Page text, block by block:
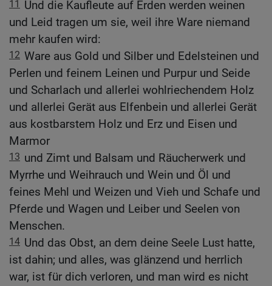
11
Und die Kaufleute auf Erden werden weinen
und Leid tragen um sie, weil ihre Ware niemand
mehr kaufen wird:
12 Ware aus Gold und Silber und Edelsteinen und
Perlen und feinem Leinen und Purpur und Seide
und Scharlach und allerlei wohlriechendem Holz
und allerlei Gerät aus Elfenbein und allerlei Gerät
aus kostbarstem Holz und Erz und Eisen und
Marmor
13 und Zimt und Balsam und Räucherwerk und
Myrrhe und Weihrauch und Wein und Öl und
feines Mehl und Weizen und Vieh und Schafe und
Pferde und Wagen und Leiber und Seelen von
Menschen.
14 Und das Obst, an dem deine Seele Lust hatte,
ist dahin; und alles, was glänzend und herrlich
war, ist für dich verloren, und man wird es nicht